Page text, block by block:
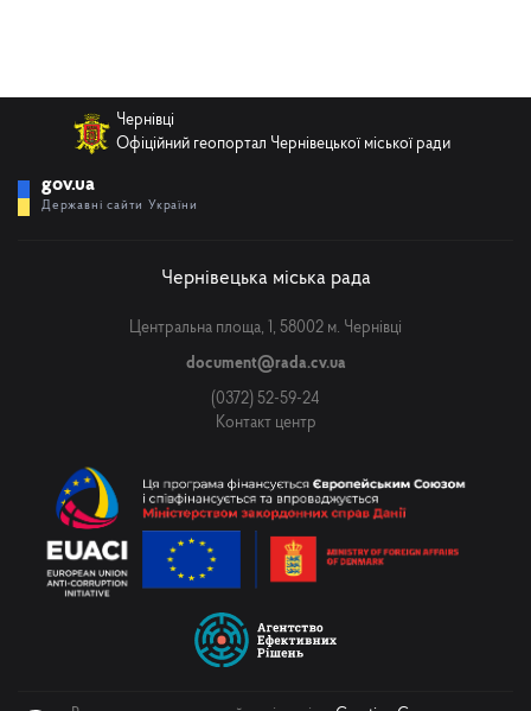
Чернівці
Офіційний геопортал Чернівецької міської ради
gov.ua
Державні сайти України
Чернівецька міська рада
Центральна площа, 1, 58002 м. Чернівці
document@rada.cv.ua
(0372) 52-59-24
Контакт центр